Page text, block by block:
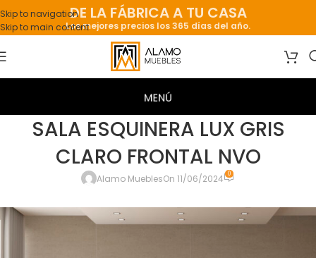
Skip to navigation
Skip to main content
DE LA FÁBRICA A TU CASA
Los mejores precios los 365 días del año.
SALA ESQUINERA LUX GRIS
CLARO FRONTAL NVO
Alamo MueblesOn 11/06/2024 0